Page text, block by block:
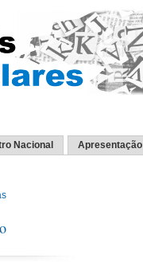
Nacional Apresentação